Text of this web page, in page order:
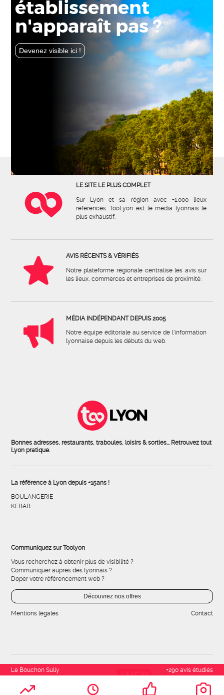
établissement
n'apparaît pas ?
Devenez visible ici !
LE SITE LE PLUS COMPLET
Sur Lyon et sa région avec +1.000 lieux
référencés. TooLyon est le média lyonnais le
plus exhaustif.
AVIS RÉCENTS & VÉRIFIÉS
Notre plateforme régionale centralise les avis sur
les lieux, commerces et entreprises de proximité.
MÉDIA INDÉPENDANT DEPUIS 2005
Notre équipe éditoriale au service de l'information
lyonnaise depuis les débuts du web.
LYON
Bonnes adresses, restaurants, traboules, loisirs & sorties... Retrouvez tout
Lyon pratique.
La référence à Lyon depuis +15ans !
BOULANGERIE
KEBAB
Communiquez sur Toolyon
Vous recherchez à obtenir plus de visibilité ?
Communiquer auprès des lyonnais ?
Doper votre référencement web ?
Découvrez nos offres
Mentions légales Contact
Développement & référencement
Le Bouchon Sully +290 avis étudiés